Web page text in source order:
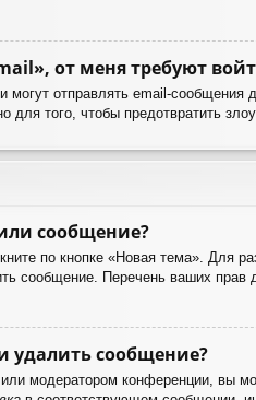
от меня требуют
могут отправлять email-
того, чтобы предотвратить
сообщение?
по кнопке «Новая тема». Для
сообщение. Перечень ваших
удалить сообщение?
модератором конференции, вы